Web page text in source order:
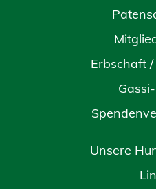
Erbschaft
Unsere